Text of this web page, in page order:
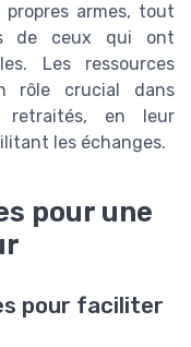
armes, tout
de ceux qui ont
Les ressources
rôle crucial dans
retraités, en leur
les échanges.
pour une
pour faciliter